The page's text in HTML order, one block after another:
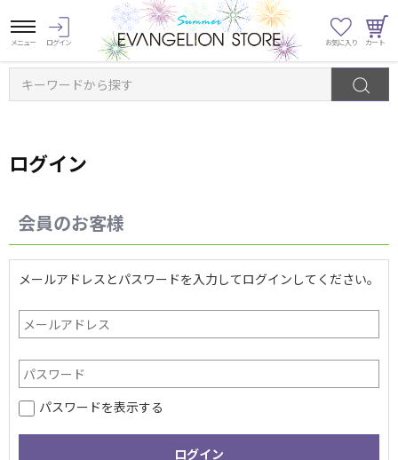
キーワードから探す
ログイン
会員のお客様
メールアドレスとパスワードを入力してログインしてください。
パスワードを表示する